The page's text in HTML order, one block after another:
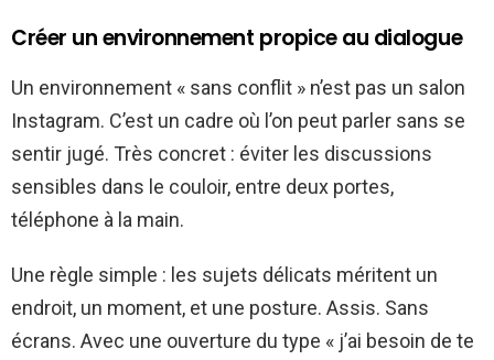
Créer un environnement propice au dialogue
Un environnement « sans conflit » n’est pas un salon
Instagram. C’est un cadre où l’on peut parler sans se
sentir jugé. Très concret : éviter les discussions
sensibles dans le couloir, entre deux portes,
téléphone à la main.
Une règle simple : les sujets délicats méritent un
endroit, un moment, et une posture. Assis. Sans
écrans. Avec une ouverture du type « j’ai besoin de te